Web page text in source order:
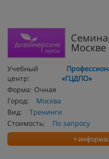
Москве
Учебный
центр:
«ГЦДПО»
Форма: Очная
Город:
Москва
Вид:
Тренинги
Стоимость:
По запросу
+